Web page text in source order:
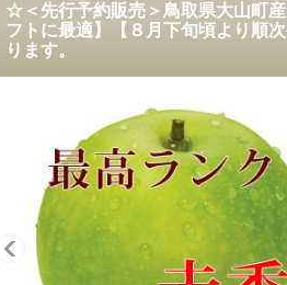
☆＜先行予約販売＞鳥取県大山町
フトに最適】【８月下旬頃より順
ります。